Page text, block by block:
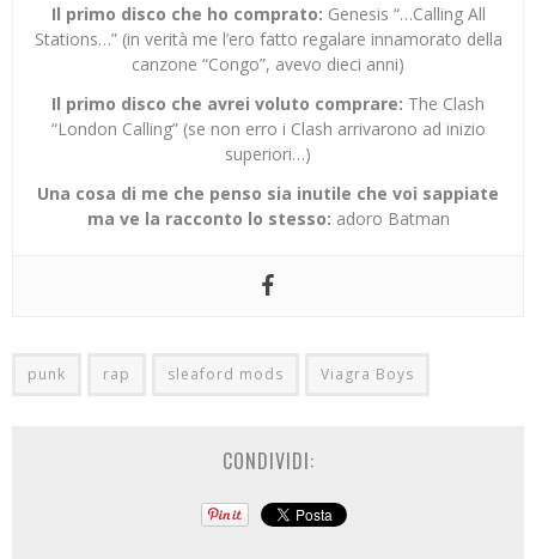
Il primo disco che ho comprato: Genesis “…Calling All
Stations…” (in verità me l’ero fatto regalare innamorato della
canzone “Congo”, avevo dieci anni)
Il primo disco che avrei voluto comprare: The Clash
“London Calling” (se non erro i Clash arrivarono ad inizio
superiori…)
Una cosa di me che penso sia inutile che voi sappiate
ma ve la racconto lo stesso: adoro Batman
punk rap sleaford mods Viagra Boys
CONDIVIDI: